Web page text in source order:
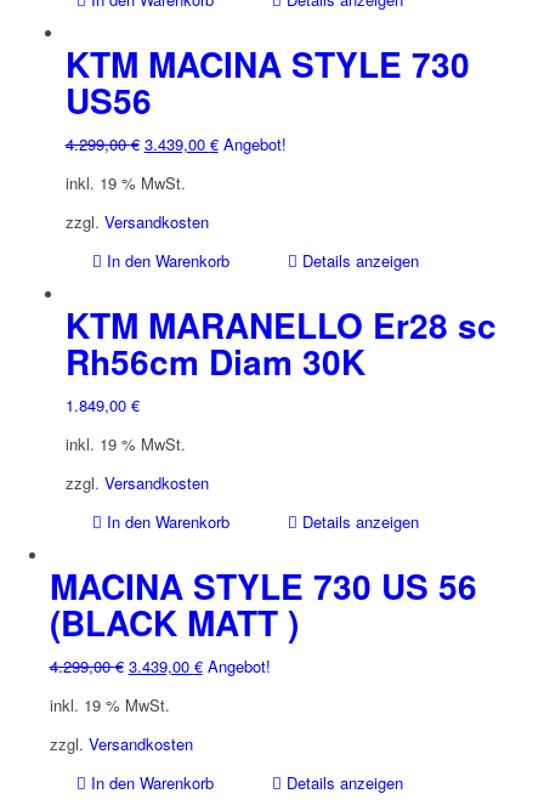
gewählt
KTM MACINA STYLE 730
US56
4.299,00€ Ursprünglicher
war:
4.299,00 €
3.439,00 €Aktueller
Angebot!
inkl. 19 % MwSt.
zzgl. Versandkosten
In den Warenkorb
Details anzeigen
KTM MARANELLO Er28 sc
Rh56cm Diam 30K
1.849,00 €
inkl. 19 % MwSt.
zzgl. Versandkosten
In den Warenkorb
Details anzeigen
MACINA STYLE 730 US 56
(BLACK MATT )
4.299,00€ Ursprünglicher
war:
4.299,00 €
3.439,00 €Aktueller
Angebot!
inkl. 19 % MwSt.
zzgl. Versandkosten
In den Warenkorb
Details anzeigen